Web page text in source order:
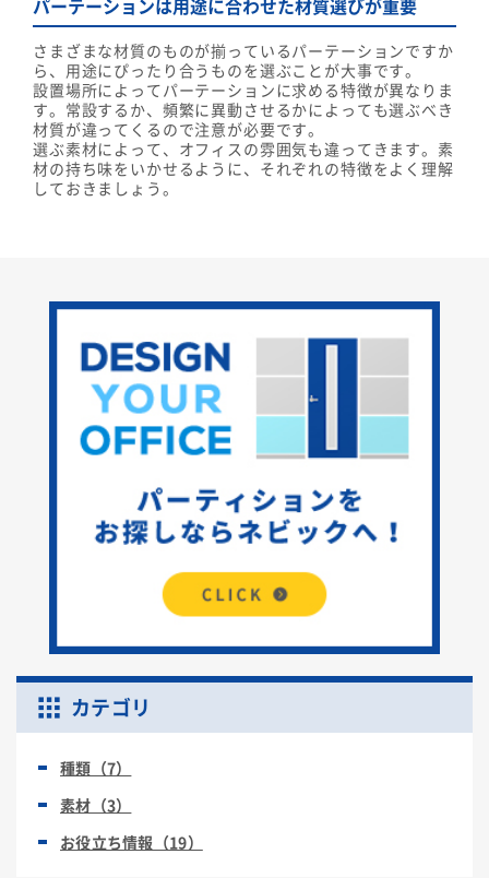
さまざまな材質のものが揃っているパーテーションですか
ら、用途にぴったり合うものを選ぶことが大事です。
設置場所によってパーテーションに求める特徴が異なりま
す。常設するか、頻繁に異動させるかによっても選ぶべき
材質が違ってくるので注意が必要です。
選ぶ素材によって、オフィスの雰囲気も違ってきます。素
材の持ち味をいかせるように、それぞれの特徴をよく理解
しておきましょう。
カテゴリ
種類（7）
素材（3）
お役立ち情報（19）